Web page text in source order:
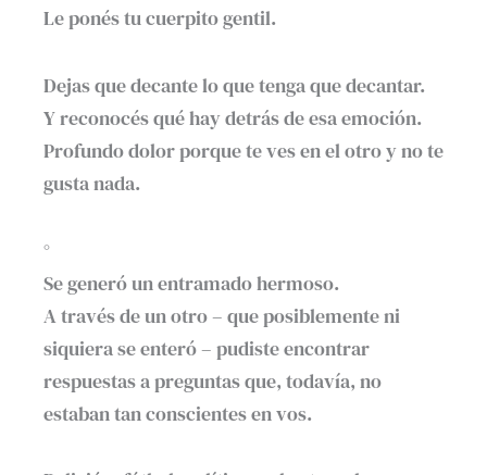
Le ponés tu cuerpito gentil.
Dejas que decante lo que tenga que decantar.
Y reconocés qué hay detrás de esa emoción.
Profundo dolor porque te ves en el otro y no te
gusta nada.
°
Se generó un entramado hermoso.
A través de un otro – que posiblemente ni
siquiera se enteró – pudiste encontrar
respuestas a preguntas que, todavía, no
estaban tan conscientes en vos.